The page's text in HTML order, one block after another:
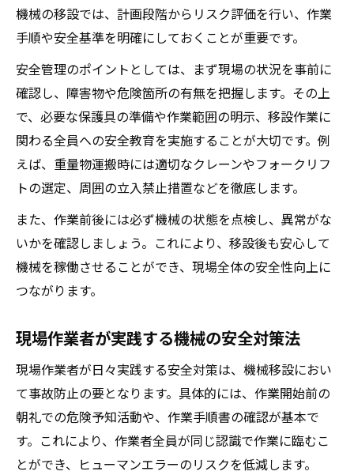
機械の移設では、計画段階からリスク評価を行い、作業
手順や安全基準を明確にしておくことが重要です。
安全管理のポイントとしては、まず現場の状況を事前に
確認し、障害物や危険箇所の有無を把握します。その上
で、必要な保護具の準備や作業範囲の明示、移設作業に
関わる全員への安全教育を実施することが大切です。例
えば、重量物運搬時には適切なクレーンやフォークリフ
トの選定、周囲の立入禁止措置などを徹底します。
また、作業前後には必ず機械の状態を点検し、異常がな
いかを確認しましょう。これにより、移設後も安心して
機械を稼働させることができ、現場全体の安全性向上に
つながります。
現場作業者が実践する機械の安全対策法
現場作業者が日々実践する安全対策は、機械移設におい
て事故防止の要となります。具体的には、作業開始前の
朝礼での危険予知活動や、作業手順書の確認が基本で
す。これにより、作業者全員が同じ認識で作業に臨むこ
とができ、ヒューマンエラーのリスクを低減します。